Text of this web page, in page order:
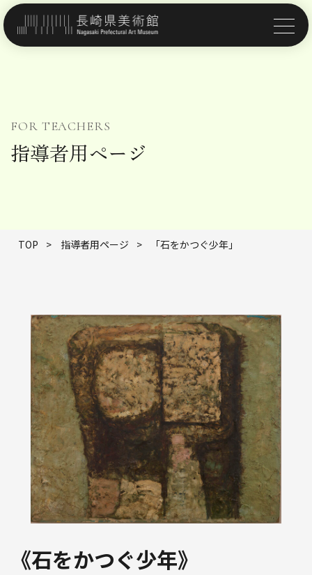
FOR TEACHERS
指導者用ページ
TOP > 指導者用ページ > 「石をかつぐ少年」
《石をかつぐ少年》